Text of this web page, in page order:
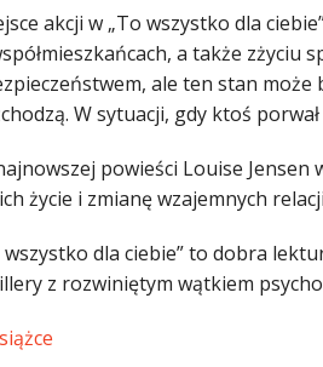
akcji w „To wszystko dla
a także zżyciu
ale ten stan
W sytuacji, gdy ktoś
powieści Louise
życie i zmianę wzajemnych
wszystko dla ciebie” to dobra
z rozwiniętym wątkiem